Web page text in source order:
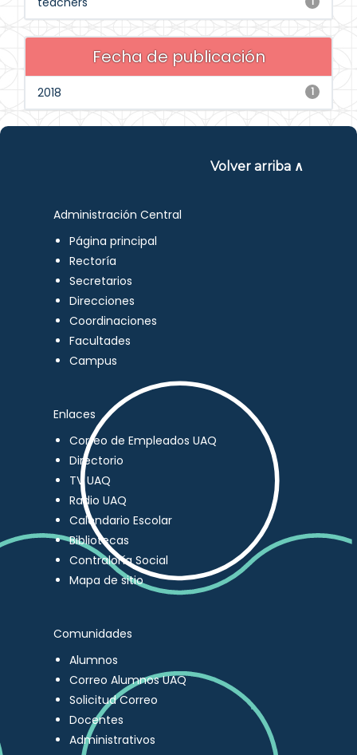
Fecha de publicación
1
2018
Volver arriba ∧
Administración Central
Página principal
Rectoría
Secretarios
Direcciones
Coordinaciones
Facultades
Campus
Enlaces
Correo de Empleados UAQ
Directorio
TV UAQ
Radio UAQ
Calendario Escolar
Bibliotecas
Contraloría Social
Mapa de sitio
Comunidades
Alumnos
Correo Alumnos UAQ
Solicitud Correo
Docentes
Administrativos